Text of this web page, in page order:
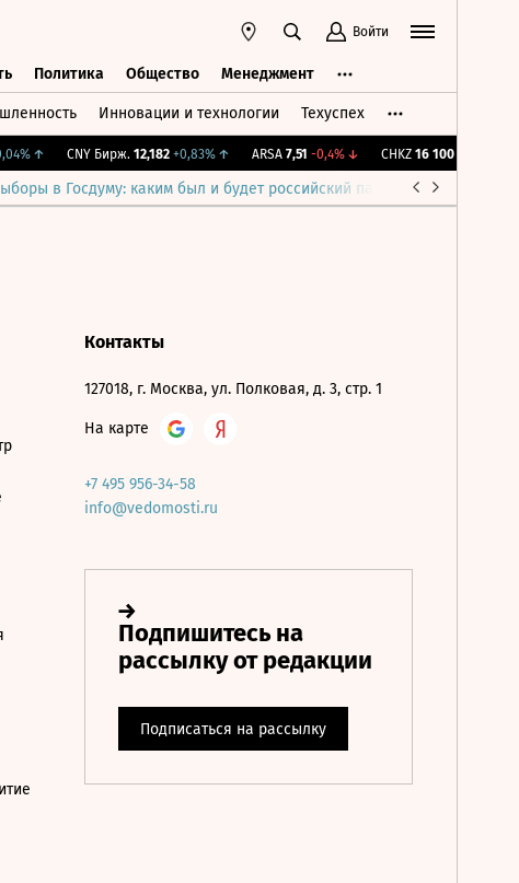
Войти
Политика Общество Менеджмент
Инновации и технологии Техуспех
↑ CNY Бирж. 12,182 +0,83%↑ ARSA 7,51 -0,4%↓ CHKZ 16 100 -0,62%
в Госдуму: каким был и будет российский парламент
Контакты
127018, г. Москва, ул. Полковая, д. 3, стр. 1
На карте
+7 495 956-34-58
info@vedomosti.ru